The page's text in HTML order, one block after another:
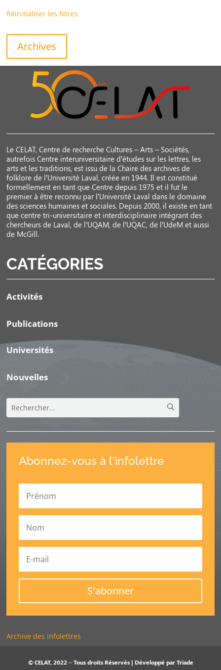
Réinitialiser les filtres
Archives
Le CELAT, Centre de recherche Cultures – Arts – Sociétés,
autrefois Centre interuniversitaire d’études sur les lettres, les
arts et les traditions, est issu de la Chaire des archives de
folklore de l’Université Laval, créée en 1944. Il est constitué
formellement en tant que Centre depuis 1975 et il fut le
premier à être reconnu par l’Université Laval dans le domaine
des sciences humaines et sociales. Depuis 2000, il existe en tant
que centre tri-universitaire et interdisciplinaire intégrant des
chercheurs de Laval, de l’UQAM, de l’UQAC, de l’UdeM et aussi
de McGill.
CATÉGORIES
Activités
Publications
Universités
Nouvelles
Abonnez-vous à l'infolettre
S'abonner
Archive des infolettres
© CELAT, 2022 – Tous droits Réservés | Développé parTriade